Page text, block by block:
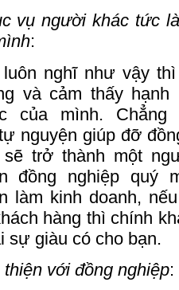
vụ người khác tức
:
luôn nghĩ như vậy
và cảm thấy hạnh
của mình.
Chẳng
nguyện giúp đỡ
sẽ trở thành một
đồng nghiệp quý
làm kinh doanh,
hàng thì chính
sự giàu có cho bạn.
thiện với đồng nghiệp: